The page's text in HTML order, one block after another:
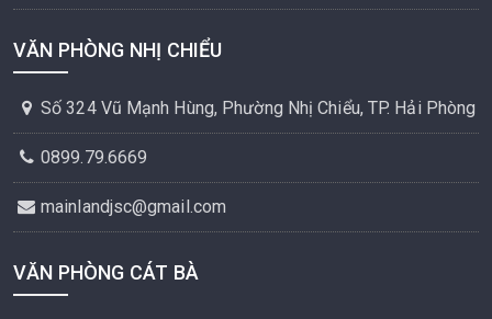
VĂN PHÒNG NHỊ CHIỂU
Số 324 Vũ Mạnh Hùng, Phường Nhị Chiểu, TP. Hải Phòng
0899.79.6669
mainlandjsc@gmail.com
VĂN PHÒNG CÁT BÀ